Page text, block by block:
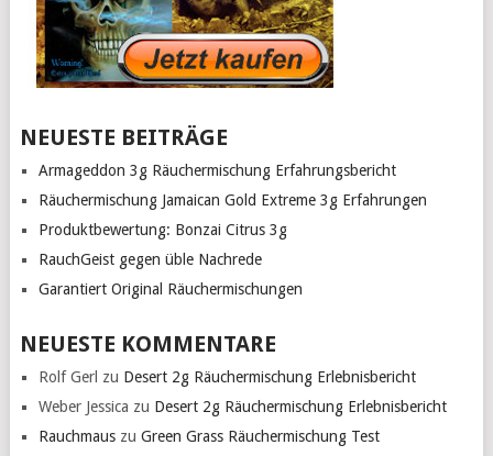
NEUESTE BEITRÄGE
Armageddon 3g Räuchermischung Erfahrungsbericht
Räuchermischung Jamaican Gold Extreme 3g Erfahrungen
Produktbewertung: Bonzai Citrus 3g
RauchGeist gegen üble Nachrede
Garantiert Original Räuchermischungen
NEUESTE KOMMENTARE
Rolf Gerl zu Desert 2g Räuchermischung Erlebnisbericht
Weber Jessica zu Desert 2g Räuchermischung Erlebnisbericht
Rauchmauszu Green Grass Räuchermischung Test